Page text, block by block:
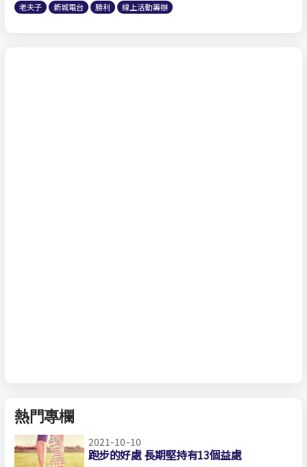
老夫子 新城電台 勝利 線上活動籌辦
熱門專欄
2021-10-10
跑步的好處 長期堅持有13個益處